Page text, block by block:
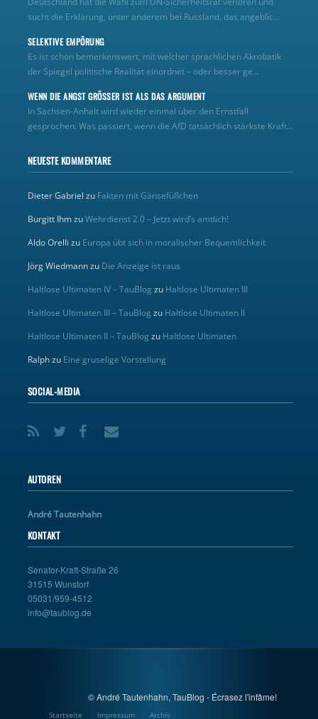
sucht die Erklärung, unter anderem bei Russland, das angeblic...
SELEKTIVE EMPÖRUNG
Es ist schon bemerkenswert, mit welcher sprachlichen Akrobatik
der Spiegel politische Realität einordnet – oder besser ge...
WENN DIE ANGST GRÖSSER IST ALS DAS ARGUMENT
In Sachsen-Anhalt wird wieder einmal über den Ernstfall
gesprochen: Was passiert, wenn die AfD tatsächlich stärkste Kraft...
NEUESTE KOMMENTARE
Dieter Gabriel zu Fakten mit Gänsefüßchen
Burgitt IhmzuWehrdienst 2.0 – Jetzt wird’s amtlich!
Aldo Orelli zu Europa übt sich in moralischer Bequemlichkeit
Jörg Wiedmannzu Die Anzeige ist raus
Haltlose Ultimaten IV – TauBlog zu Haltlose Ultimaten III
Haltlose Ultimaten III – TauBlog zu Haltlose Ultimaten II
Haltlose Ultimaten II – TauBlog zu Haltlose Ultimaten
Ralphzu Eine gruselige Vorstellung
SOCIAL-MEDIA
AUTOREN
André Tautenhahn
KONTAKT
Senator-Kraft-Straße 26
31515 Wunstorf
05031/959-4512
info@taublog.de
© André Tautenhahn, TauBlog - Écrasez l'infâme!
Startseite Impressum Archiv